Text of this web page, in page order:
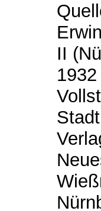
II
1932